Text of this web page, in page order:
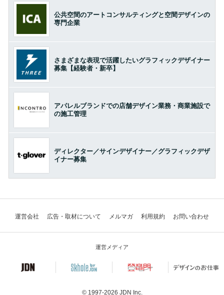
公共空間のアートコンサルティングと空間デザインの
専門企業
さまざまな表現で活躍したいグラフィックデザイナー
募集【経験者・新卒】
アパレルブランドでの店舗デザイン業務・商業施設で
の施工管理
ディレクター／サインデザイナー／グラフィックデザ
イナー募集
運営会社 広告・取材について メルマガ 利用規約 お問い合わせ
運営メディア
© 1997-2026 JDN Inc.